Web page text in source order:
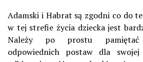
Adamski i Habrat są zgodni co do
w tej strefie życia dziecka jest
Należy po prostu
odpowiednich postaw dla